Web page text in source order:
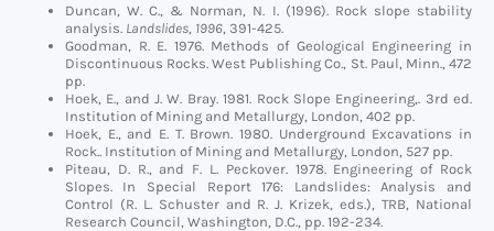
Duncan, W. C., & Norman, N. I. (1996). Rock slope stability
analysis. Landslides, 1996, 391-425.
Goodman, R. E. 1976. Methods of Geological Engineering in
Discontinuous Rocks. West Publishing Co., St. Paul, Minn., 472
pp.
Hoek, E., and J. W. Bray. 1981. Rock Slope Engineering,. 3rd ed.
Institution of Mining and Metallurgy, London, 402 pp.
Hoek, E., and E. T. Brown. 1980. Underground Excavations in
Rock.. Institution of Mining and Metallurgy, London, 527 pp.
Piteau, D. R., and F. L. Peckover. 1978. Engineering of Rock
Slopes. In Special Report 176: Landslides: Analysis and
Control (R. L. Schuster and R. J. Krizek, eds.), TRB, National
Research Council, Washington, D.C., pp. 192-234.